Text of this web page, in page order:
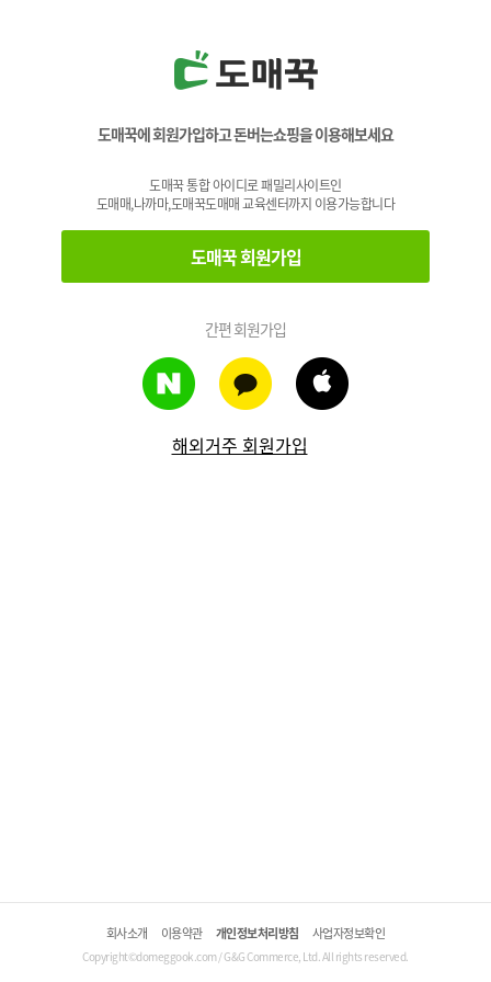
도매꾹에 회원가입하고 돈버는쇼핑을 이용해보세요
도매꾹 통합 아이디로 패밀리사이트인
도매매,나까마,도매꾹도매매 교육센터까지 이용가능합니다
도매꾹 회원가입
간편 회원가입
해외거주 회원가입
회사소개 이용약관 개인정보처리방침 사업자정보확인
Copyright©domeggook.com / G&G Commerce, Ltd. All rights reserved.